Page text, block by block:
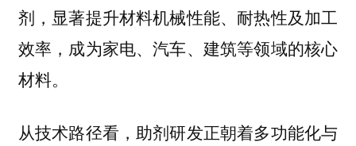
剂，显著提升材料机械性能、耐热性及加工
效率，成为家电、汽车、建筑等领域的核心
材料。
从技术路径看，助剂研发正朝着多功能化与